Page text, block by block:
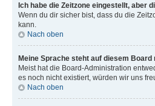
Ich habe die Zeitzone eingestellt, aber
Wenn du dir sicher bist, dass du die
kann.
Nach oben
Meine Sprache steht auf diesem Board
Meist hat die Board-Administration
es noch nicht existiert, würden wir uns
Nach oben